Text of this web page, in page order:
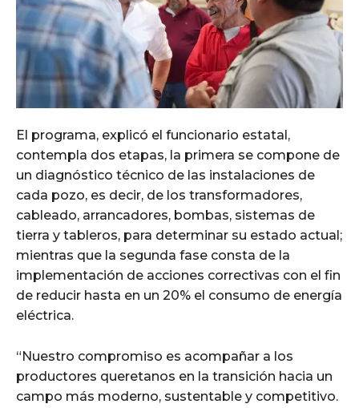
El programa, explicó el funcionario estatal,
contempla dos etapas, la primera se compone de
un diagnóstico técnico de las instalaciones de
cada pozo, es decir, de los transformadores,
cableado, arrancadores, bombas, sistemas de
tierra y tableros, para determinar su estado actual;
mientras que la segunda fase consta de la
implementación de acciones correctivas con el fin
de reducir hasta en un 20% el consumo de energía
eléctrica.
“Nuestro compromiso es acompañar a los
productores queretanos en la transición hacia un
campo más moderno, sustentable y competitivo.